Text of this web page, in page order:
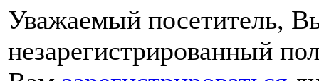
Уважаемый посетитель,
незарегистрированный